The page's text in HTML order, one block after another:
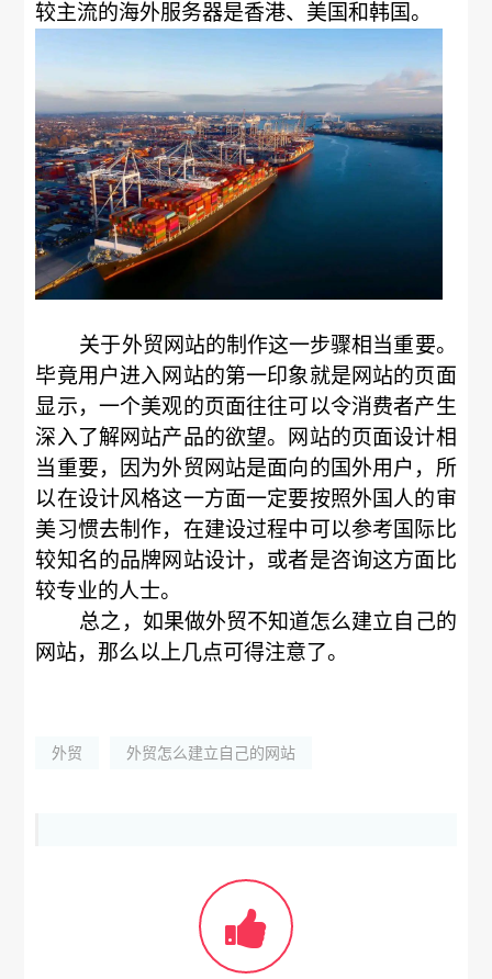
较主流的海外服务器是香港、美国和韩国。
关于外贸网站的制作这一步骤相当重要。
毕竟用户进入网站的第一印象就是网站的页面
显示，一个美观的页面往往可以令消费者产生
深入了解网站产品的欲望。网站的页面设计相
当重要，因为外贸网站是面向的国外用户，所
以在设计风格这一方面一定要按照外国人的审
美习惯去制作，在建设过程中可以参考国际比
较知名的品牌网站设计，或者是咨询这方面比
较专业的人士。
总之，如果做外贸不知道怎么建立自己的
网站，那么以上几点可得注意了。
外贸 外贸怎么建立自己的网站